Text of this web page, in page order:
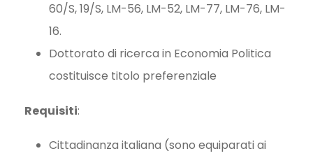
60/S, 19/S, LM-56, LM-52, LM-77, LM-76, LM-
16.
Dottorato di ricerca in Economia Politica
costituisce titolo preferenziale
Requisiti:
Cittadinanza italiana (sono equiparati ai